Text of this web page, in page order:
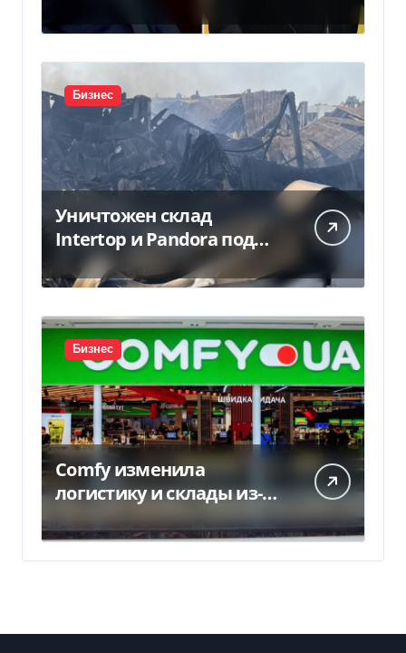
провели тайные
переговоры, — СМИ
Бизнес
Уничтожен склад
Intertop и Pandora под
Киевом: что известно —
Delo.ua
Бизнес
Comfy изменила
логистику и склады из-за
военных рисков